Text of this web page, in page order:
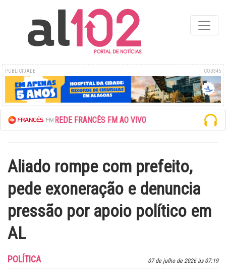
PUBLICIDADE COD345
ESCUTE A REDE FRANCÊS FM AO VIVO
Aliado rompe com prefeito,
pede exoneração e denuncia
pressão por apoio político em
AL
07 de julho de 2026 às 07:19
POLÍTICA